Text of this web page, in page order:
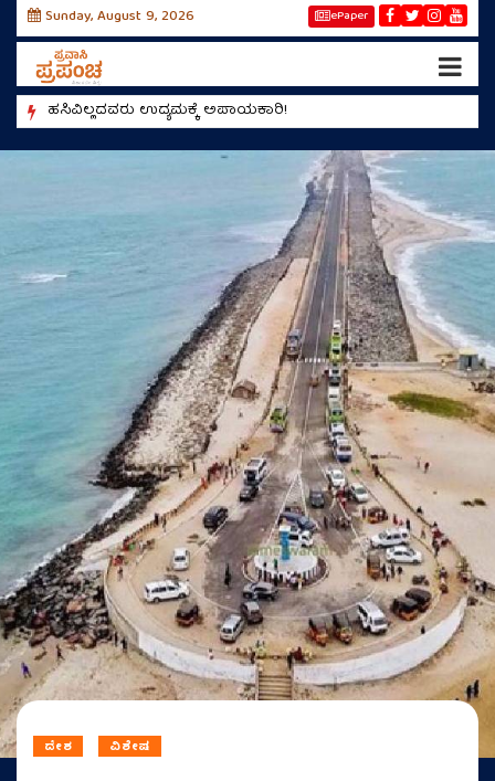
Sunday, August 9, 2026 ePaper
ಹಸಿವಿಲ್ಲದವರು ಉದ್ಯಮಕ್ಕೆ ಅಪಾಯಕಾರಿ!
ದೇಶ ವಿಶೇಷ